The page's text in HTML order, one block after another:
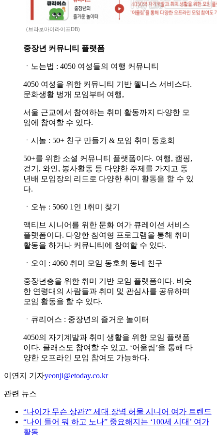
(브라보마이라이프DB)
중장년 커뮤니티 플랫폼
ㆍ노는법 : 4050 여성들의 여행 커뮤니티
4050 여성을 위한 커뮤니티 기반 웰니스 서비스다.
문화생활 벙개 모임부터 여행,
서울 근교에서 참여하는 취미 활동까지 다양한 모
임에 참여할 수 있다.
ㆍ시놀 : 50+ 친구 만들기 & 모임 취미 동호회
50+를 위한 소셜 커뮤니티 플랫폼이다. 여행, 캠핑,
걷기, 와인, 봉사활동 등 다양한 주제를 가지고 동
년배 모임장의 리드로 다양한 취미 활동을 할 수 있
다.
ㆍ오뉴 : 5060 1인 1취미 찾기
액티브 시니어를 위한 문화 여가 큐레이션 서비스
플랫폼이다. 다양한 참여형 프로그램을 통해 취미
활동을 하거나 커뮤니티에 참여할 수 있다.
ㆍ오이 : 4060 취미 모임 동호회 동네 친구
중장년층을 위한 취미 기반 모임 플랫폼이다. 비슷
한 연령대의 사람들과 취미 및 관심사를 공유하며
모임 활동을 할 수 있다.
ㆍ큐리어스 : 중장년의 즐거운 놀이터
4050의 자기계발과 취미 생활을 위한 모임 플랫폼
이다. 클래스도 참여할 수 있고, ‘어울림’을 통해 다
양한 오프라인 모임 참여도 가능하다.
이연지 기자yeonji@etoday.co.kr
관련 뉴스
“나이가 무슨 상관?” 세대 장벽 허물 시니어 여가 트렌드
“나이 들어 뭐 하고 노나” 중요해지는 ‘100세 시대’ 여가
활동